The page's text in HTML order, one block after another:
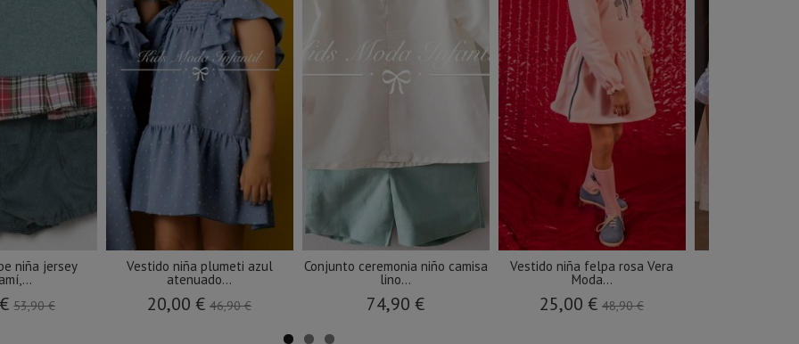
niña jersey
53,90 €
Vestido niña plumeti azul
atenuado...
20,00 €46,90 €
Conjunto ceremonia niño camisa
lino...
74,90 €
Vestido niña felpa rosa Vera
Moda...
25,00 €48,90 €